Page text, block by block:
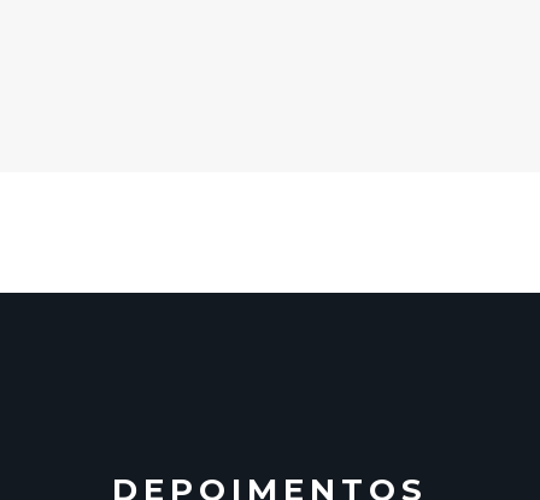
DEPOIMENTOS